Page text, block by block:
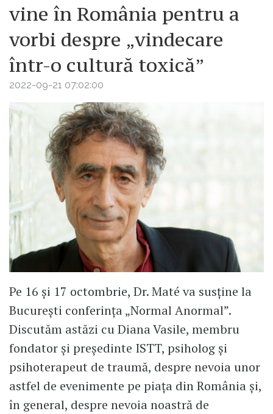
vine în România pentru a
vorbi despre „vindecare
într-o cultură toxică”
2022-09-21 07:02:00
Pe 16 și 17 octombrie, Dr. Maté va susține la
București conferința „Normal Anormal”.
Discutăm astăzi cu Diana Vasile, membru
fondator și președinte ISTT, psiholog și
psihoterapeut de traumă, despre nevoia unor
astfel de evenimente pe piața din România și,
în general, despre nevoia noastră de